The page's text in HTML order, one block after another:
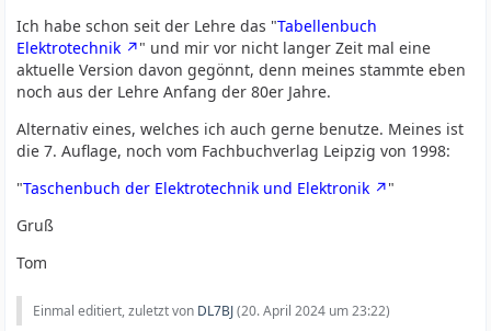
Ich habe schon seit der Lehre das "Tabellenbuch
Elektrotechnik
" und mir vor nicht langer Zeit mal eine
aktuelle Version davon gegönnt, denn meines stammte eben
noch aus der Lehre Anfang der 80er Jahre.
Alternativ eines, welches ich auch gerne benutze. Meines ist
die 7. Auflage, noch vom Fachbuchverlag Leipzig von 1998:
"Taschenbuch der Elektrotechnik und Elektronik
"
Gruß
Tom
Einmal editiert, zuletzt von DL7BJ(20. April 2024 um 23:22)